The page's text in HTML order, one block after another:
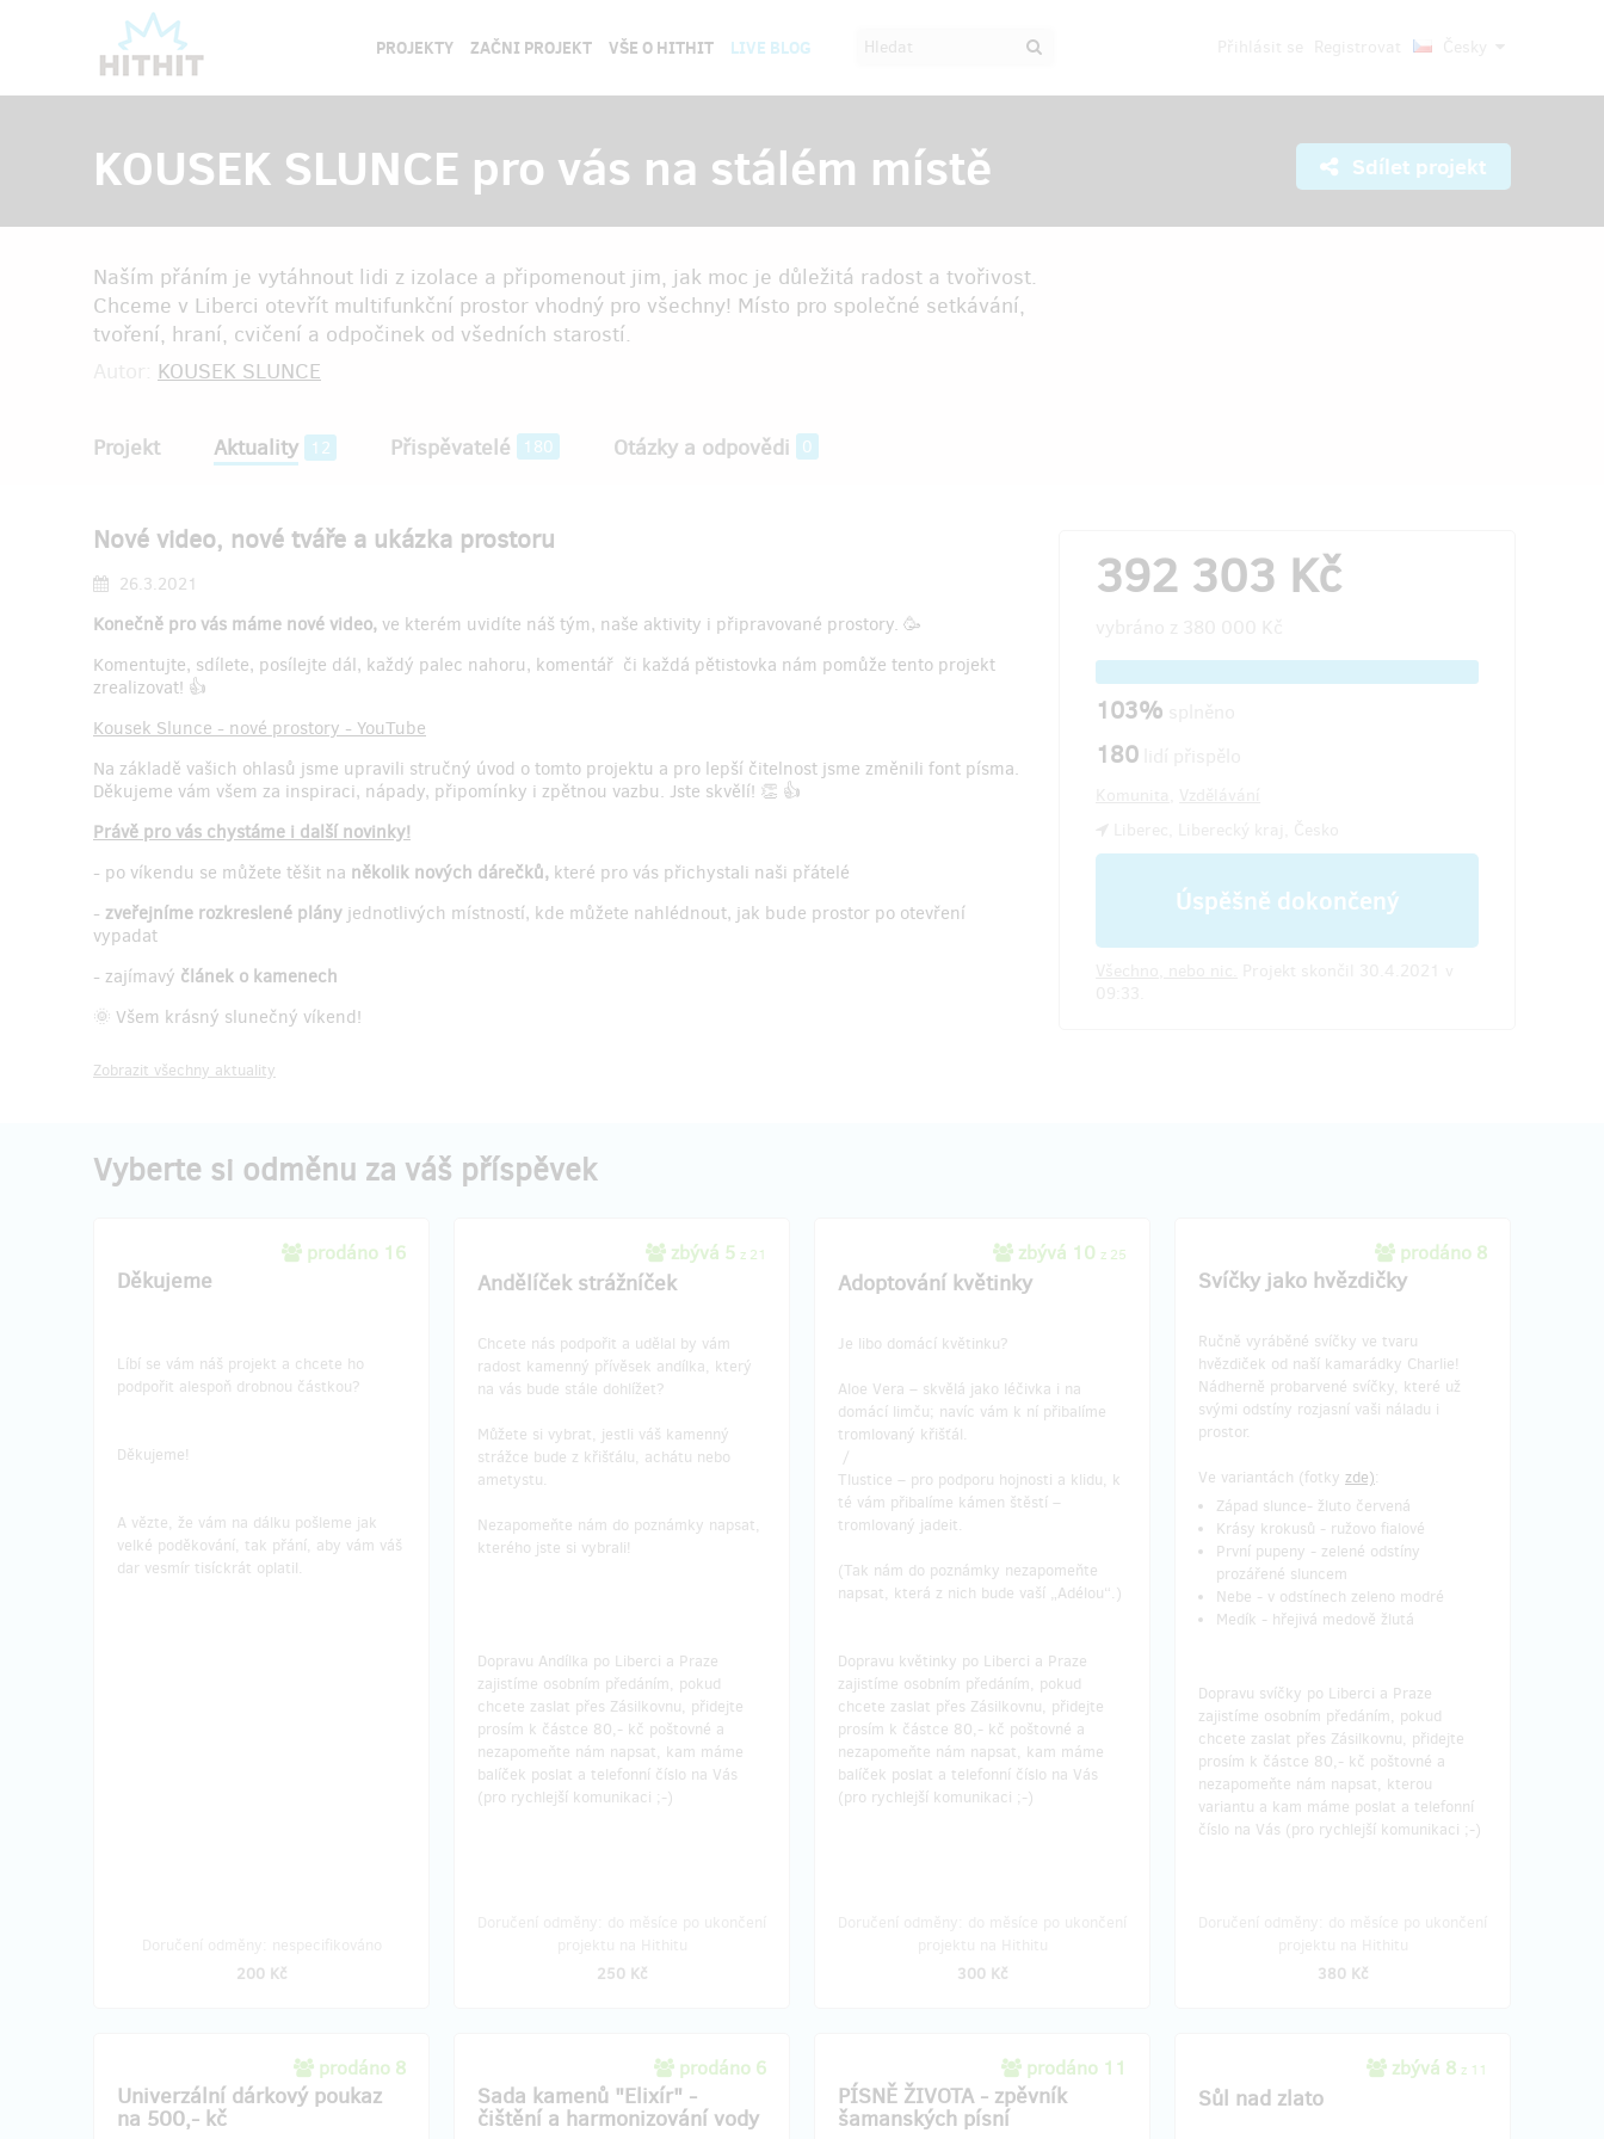
PROJEKTY ZAČNI PROJEKT VŠE O HITHIT LIVE BLOG
KOUSEK SLUNCE pro vás na stálém místě Sdílet projekt
Naším přáním je vytáhnout lidi z izolace a připomenout jim, jak moc je důležitá radost a tvořivost.
Chceme v Liberci otevřít multifunkční prostor vhodný pro všechny! Místo pro společné setkávání,
tvoření, hraní, cvičení a odpočinek od všedních starostí.
KOUSEK SLUNCE
Projekt Aktuality 12 Přispěvatelé 180 Otázky a odpovědi 0
Nové video, nové tváře a ukázka prostoru
26.3.2021
Konečně pro vás máme nové video, ve kterém uvidíte náš tým, naše aktivity i připravované prostory. 🥳
Komentujte, sdílete, posílejte dál, každý palec nahoru, komentář či každá pětistovka nám pomůže tento projekt
zrealizovat! 👍
Kousek Slunce - nové prostory - YouTube
Na základě vašich ohlasů jsme upravili stručný úvod o tomto projektu a pro lepší čitelnost jsme změnili font písma.
Děkujeme vám všem za inspiraci, nápady, připomínky i zpětnou vazbu. Jste skvělí! 👏 👍
Právě pro vás chystáme i další novinky!
- po víkendu se můžete těšit na několik nových dárečků, které pro vás přichystali naši přátelé
- zveřejníme rozkreslené plány jednotlivých místností, kde můžete nahlédnout, jak bude prostor po otevření
vypadat
- zajímavý článek o kamenech
🌞 Všem krásný slunečný víkend!
Zobrazit všechny aktuality
392 303 Kč
103%
180
Úspěšně dokončený
Vyberte si odměnu za váš příspěvek
prodáno 16
Děkujeme
Líbí se vám náš projekt a chcete ho
podpořit alespoň drobnou částkou?
Děkujeme!
A vězte, že vám na dálku pošleme jak
velké poděkování, tak přání, aby vám váš
dar vesmír tisíckrát oplatil.
200 Kč
zbývá 5 z 21
Andělíček strážníček
Chcete nás podpořit a udělal by vám
radost kamenný přívěsek andílka, který
na vás bude stále dohlížet?
Můžete si vybrat, jestli váš kamenný
strážce bude z křišťálu, achátu nebo
ametystu.
Nezapomeňte nám do poznámky napsat,
kterého jste si vybrali!
Dopravu Andílka po Liberci a Praze
zajistíme osobním předáním, pokud
chcete zaslat přes Zásilkovnu, přidejte
prosím k částce 80,- kč poštovné a
nezapomeňte nám napsat, kam máme
balíček poslat a telefonní číslo na Vás
(pro rychlejší komunikaci ;-)
250 Kč
zbývá 10 z 25
Adoptování květinky
Je libo domácí květinku?
Aloe Vera – skvělá jako léčivka i na
domácí limču; navíc vám k ní přibalíme
tromlovaný křišťál.
/
Tlustice – pro podporu hojnosti a klidu, k
té vám přibalíme kámen štěstí –
tromlovaný jadeit.
(Tak nám do poznámky nezapomeňte
napsat, která z nich bude vaší „Adélou“.)
Dopravu květinky po Liberci a Praze
zajistíme osobním předáním, pokud
chcete zaslat přes Zásilkovnu, přidejte
prosím k částce 80,- kč poštovné a
nezapomeňte nám napsat, kam máme
balíček poslat a telefonní číslo na Vás
(pro rychlejší komunikaci ;-)
300 Kč
prodáno 8
Svíčky jako hvězdičky
Ručně vyráběné svíčky ve tvaru
hvězdiček od naší kamarádky Charlie!
Nádherně probarvené svíčky, které už
svými odstíny rozjasní vaši náladu i
prostor.
Ve variantách (fotky zde):
Západ slunce- žluto červená
Krásy krokusů - ružovo fialové
První pupeny - zelené odstíny
prozářené sluncem
Nebe - v odstínech zeleno modré
Medík - hřejivá medově žlutá
Dopravu svíčky po Liberci a Praze
zajistíme osobním předáním, pokud
chcete zaslat přes Zásilkovnu, přidejte
prosím k částce 80,- kč poštovné a
nezapomeňte nám napsat, kterou
variantu a kam máme poslat a telefonní
číslo na Vás (pro rychlejší komunikaci ;-)
380 Kč
prodáno 8
Univerzální dárkový poukaz
na 500,- kč
prodáno 6
Sada kamenů "Elixír" -
čištění a harmonizování vody
prodáno 11
PÍSNĚ ŽIVOTA - zpěvník
šamanských písní
zbývá 8 z 11
Sůl nad zlato